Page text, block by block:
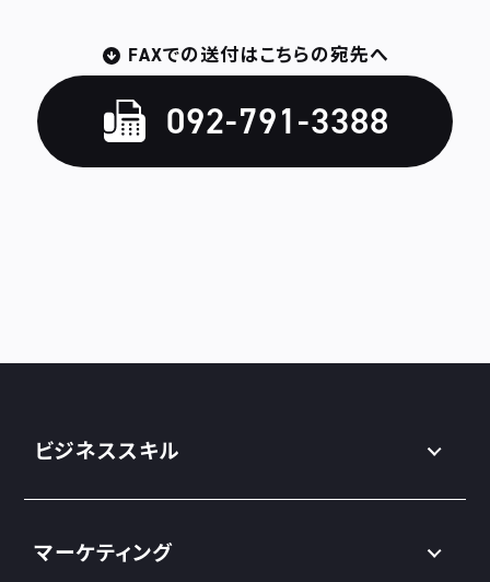
FAXでの送付はこちらの宛先へ
092-791-3388
ビジネススキル
マーケティング